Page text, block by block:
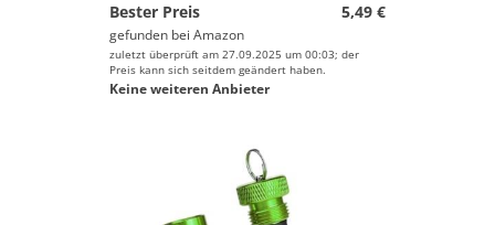
Bester Preis
5,49 €
gefunden bei Amazon
zuletzt überprüft am 27.09.2025 um 00:03; der
Preis kann sich seitdem geändert haben.
Keine weiteren Anbieter